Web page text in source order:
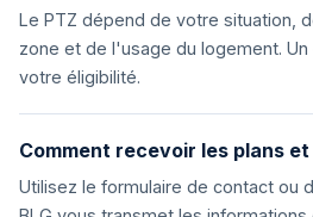
Le PTZ dépend de votre situation,
zone et de l'usage du logement.
votre éligibilité.
Comment recevoir les plans
Utilisez le formulaire de contact ou